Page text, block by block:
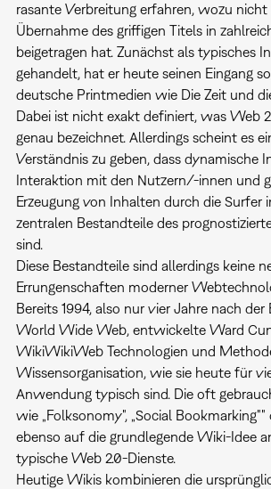
rasante Verbreitung erfahren, wozu
Übernahme des griffigen Titels in
beigetragen hat. Zunächst als typisches
gehandelt, hat er heute seinen Eingang
deutsche Printmedien wie Die Zeit und
Dabei ist nicht exakt definiert, was Web
genau bezeichnet. Allerdings scheint es
Verständnis zu geben, dass dynamische
Interaktion mit den Nutzern/-innen und
Erzeugung von Inhalten durch die Surfer
zentralen Bestandteile des
sind.
Diese Bestandteile sind allerdings keine
Errungenschaften moderner
Bereits 1994, also nur vier Jahre nach der
World Wide Web, entwickelte Ward
WikiWikiWeb Technologien und
Wissensorganisation, wie sie heute für
Anwendung typisch sind. Die oft
wie „Folksonomy", „Social Bookmarking""
ebenso auf die grundlegende Wiki-Idee
typische Web 2.0-Dienste.
Heutige Wikis kombinieren die